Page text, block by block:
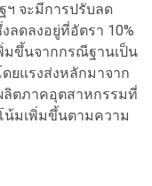
ฯ จะมีการปรับลด
ลดลงอยู่ที่อัตรา 10%
มขึ้นจากกรณีฐานเป็น
ดยแรงส่งหลักมาจาก
ลิตภาคอุตสาหกรรมที่
มเพิ่มขึ้นตามความ